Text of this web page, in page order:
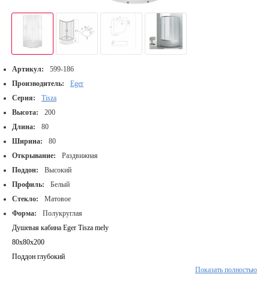
Артикул:
599-186
Производитель:
Eger
Серия:
Tisza
Высота:
200
Длина:
80
Ширина:
80
Открывание:
Раздвижная
Поддон:
Высокий
Профиль:
Белый
Стекло:
Матовое
Форма:
Полукруглая
Душевая кабина Eger Tisza mely
80х80х200
Поддон глубокий
Показать полностью